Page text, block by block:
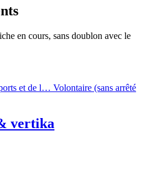
en cours, sans doublon avec le
et de l… Volontaire (sans arrêté
vertika